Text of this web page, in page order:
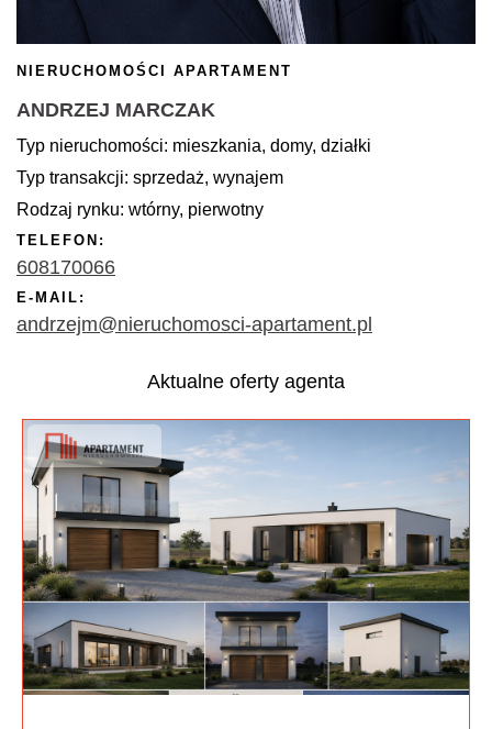
NIERUCHOMOŚCI APARTAMENT
ANDRZEJ MARCZAK
Typ nieruchomości: mieszkania, domy, działki
Typ transakcji: sprzedaż, wynajem
Rodzaj rynku: wtórny, pierwotny
TELEFON:
608170066
E-MAIL:
andrzejm@nieruchomosci-apartament.pl
Aktualne oferty agenta